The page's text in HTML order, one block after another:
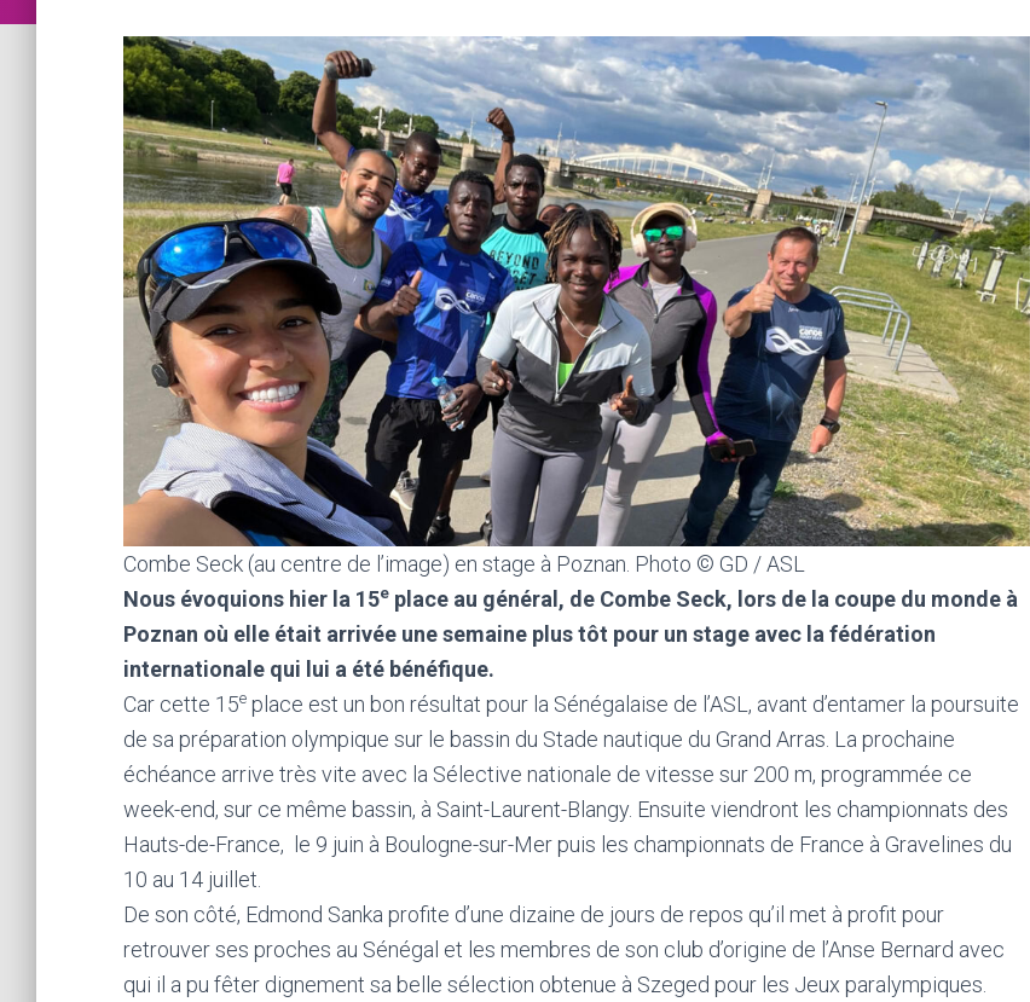
Combe Seck (au centre de l’image) en stage à Poznan. Photo © GD / ASL
Nous évoquions hier la 15e place au général, de Combe Seck, lors de la coupe du monde à
Poznan où elle était arrivée une semaine plus tôt pour un stage avec la fédération
internationale qui lui a été bénéfique.
Car cette 15e place est un bon résultat pour la Sénégalaise de l’ASL, avant d’entamer la poursuite
de sa préparation olympique sur le bassin du Stade nautique du Grand Arras. La prochaine
échéance arrive très vite avec la Sélective nationale de vitesse sur 200 m, programmée ce
week-end, sur ce même bassin, à Saint-Laurent-Blangy. Ensuite viendront les championnats des
Hauts-de-France, le 9 juin à Boulogne-sur-Mer puis les championnats de France à Gravelines du
10 au 14 juillet.
De son côté, Edmond Sanka profite d’une dizaine de jours de repos qu’il met à profit pour
retrouver ses proches au Sénégal et les membres de son club d’origine de l’Anse Bernard avec
qui il a pu fêter dignement sa belle sélection obtenue à Szeged pour les Jeux paralympiques.